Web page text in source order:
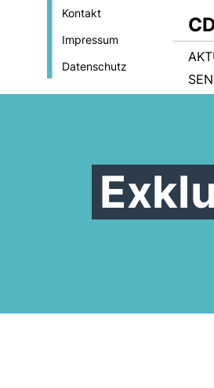
Kontakt
Impressum
Datenschutz